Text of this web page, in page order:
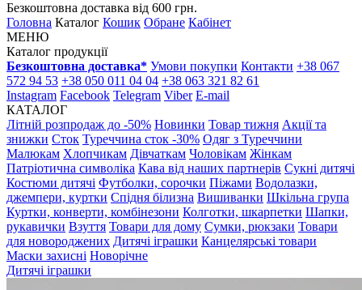
Безкоштовна доставка від 600 грн.
Головна Каталог Кошик Обране Кабінет
МЕНЮ
Каталог продукції
Безкоштовна доставка* Умови покупки Контакти +38 067
572 94 53 +38 050 011 04 04 +38 063 321 82 61
Instagram Facebook Telegram Viber E-mail
КАТАЛОГ
Літній розпродаж до -50% Новинки Товар тижня Акції та
знижки Сток Туреччина сток -30% Одяг з Туреччини
Малюкам Хлопчикам Дівчаткам Чоловікам Жінкам
Патріотична символіка Кава від наших партнерів Сукні дитячі
Костюми дитячі Футболки, сорочки Піжами Водолазки,
джемпери, куртки Спідня білизна Вишиванки Шкільна група
Куртки, конверти, комбінезони Колготки, шкарпетки Шапки,
рукавички Взуття Товари для дому Сумки, рюкзаки Товари
для новороджених Дитячі іграшки Канцелярські товари
Маски захисні Новорічне
Дитячі іграшки